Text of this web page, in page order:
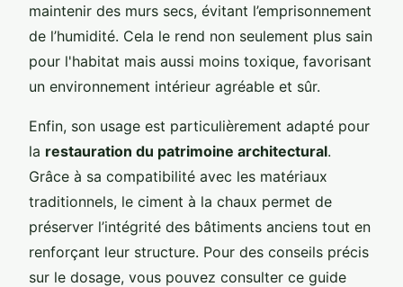
maintenir des murs secs, évitant l’emprisonnement
de l’humidité. Cela le rend non seulement plus sain
pour l'habitat mais aussi moins toxique, favorisant
un environnement intérieur agréable et sûr.
Enfin, son usage est particulièrement adapté pour
la restauration du patrimoine architectural.
Grâce à sa compatibilité avec les matériaux
traditionnels, le ciment à la chaux permet de
préserver l’intégrité des bâtiments anciens tout en
renforçant leur structure. Pour des conseils précis
sur le dosage, vous pouvez consulter ce guide